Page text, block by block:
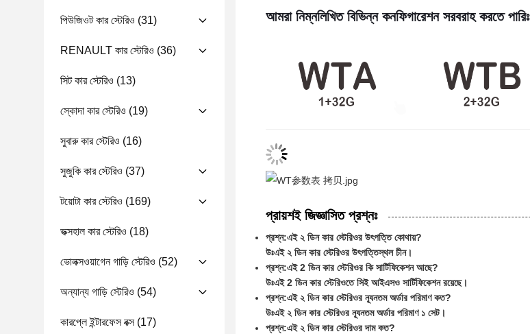
পিউজিওট কার স্টেরিও (31)
RENAULT কার স্টেরিও (36)
সিট কার স্টেরিও (13)
স্কোদা কার স্টেরিও (19)
সুবারু কার স্টেরিও (16)
সুজুকি কার স্টেরিও (37)
টয়োটা কার স্টেরিও (169)
ভক্সহাল কার স্টেরিও (18)
ভোলক্সওয়াগেন গাড়ি স্টেরিও (52)
অন্যান্য গাড়ি স্টেরিও (54)
কারপ্লে ইন্টারফেস বক্স(17)
আমরা নিম্নলিখিত বিভিন্ন কনফিগারেশন সরবরাহ করতে পারিঃ
প্রায়শই জিজ্ঞাসিত প্রশ্নঃ
প্রশ্ন:এই ২ ডিন কার স্টেরিওর উৎপত্তি কোথায়?
উঃএই ২ ডিন কার স্টেরিওর উৎপত্তিস্থল চীন।
প্রশ্ন:এই 2 ডিন কার স্টেরিওর কি সার্টিফিকেশন আছে?
উঃএই 2 ডিন কার স্টেরিওতে সিই আইএসও সার্টিফিকেশন রয়েছে।
প্রশ্ন:এই ২ ডিন কার স্টেরিওর ন্যূনতম অর্ডার পরিমাণ কত?
উঃএই ২ ডিন কার স্টেরিওর ন্যূনতম অর্ডার পরিমাণ ১ সেট।
প্রশ্ন:এই ২ ডিন কার স্টেরিওর দাম কত?